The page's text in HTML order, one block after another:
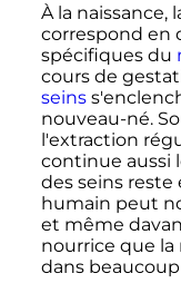
À la
correspond en
spécifiques du
cours de
seins
nouveau-né.
l'extraction
continue aussi
des seins reste
humain peut
et même
nourrice que
dans